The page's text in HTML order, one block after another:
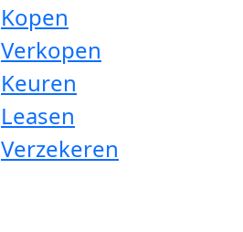
Kopen
Verkopen
Keuren
Leasen
Verzekeren